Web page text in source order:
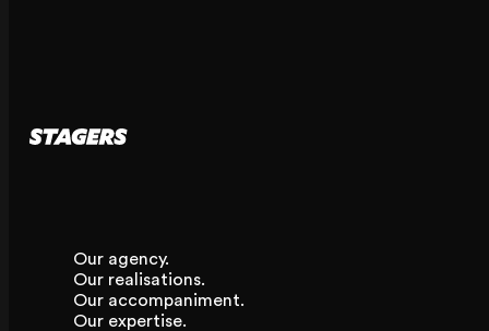
Our agency.
Our realisations.
Our accompaniment.
Our expertise.